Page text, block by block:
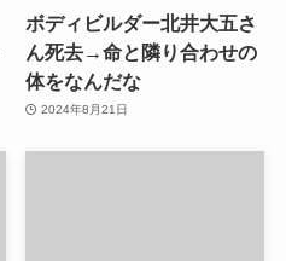
ボディビルダー北井大五さ
ん死去→命と隣り合わせの
体をなんだな
2024年8月21日